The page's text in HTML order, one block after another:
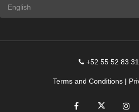
+52 55 52 83
Terms and Conditions |